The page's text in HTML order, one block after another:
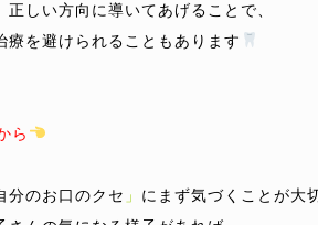
しい方向に導いてあげることで、
療を避けられることもあります
ら
分のお口のクセ 」 にまず気づくことが大